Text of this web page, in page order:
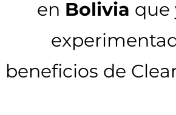
en Bolivia que
beneficios de